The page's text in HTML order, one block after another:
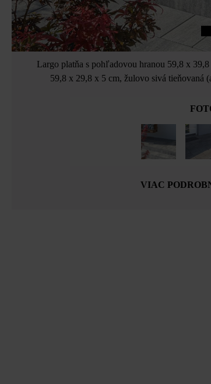
Largo platňa s pohľadovou hranou 59,8 x
59,8 x 29,8 x 5 cm, žulovo sivá tieňovaná
VIAC